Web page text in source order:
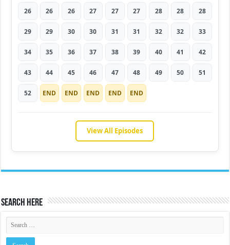
26 26 26 27 27 27 28 28 28
29 29 30 30 31 31 32 32 33
34 35 36 37 38 39 40 41 42
43 44 45 46 47 48 49 50 51
52 END END END END END
View All Episodes
Search Here